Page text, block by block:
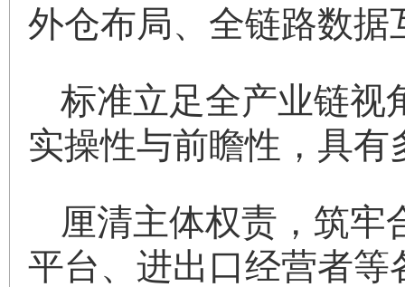
外仓布局、全链路数
标准立足全产业链视
实操性与前瞻性，具有
厘清主体权责，筑牢
平台、进出口经营者